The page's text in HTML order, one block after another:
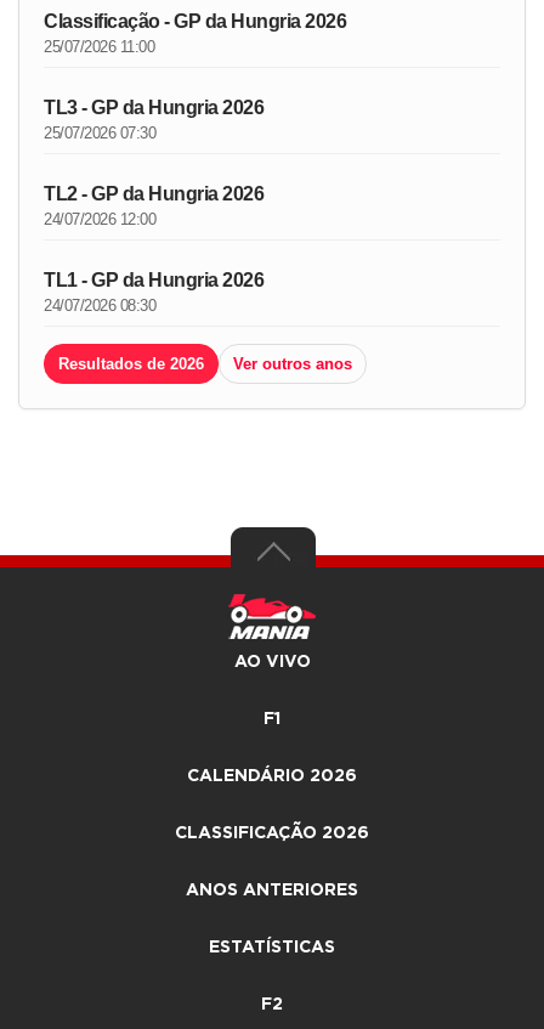
Classificação - GP da Hungria 2026
25/07/2026 11:00
TL3 - GP da Hungria 2026
25/07/2026 07:30
TL2 - GP da Hungria 2026
24/07/2026 12:00
TL1 - GP da Hungria 2026
24/07/2026 08:30
Resultados de 2026 Ver outros anos
AO VIVO
F1
CALENDÁRIO 2026
CLASSIFICAÇÃO 2026
ANOS ANTERIORES
ESTATÍSTICAS
F2